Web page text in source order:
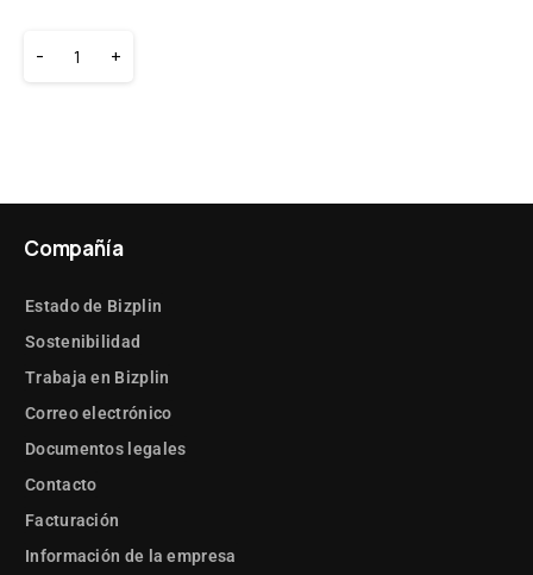
- +
Compañía
Estado de Bizplin
Sostenibilidad
Trabaja en Bizplin
Correo electrónico
Documentos legales
Contacto
Facturación
Información de la empresa